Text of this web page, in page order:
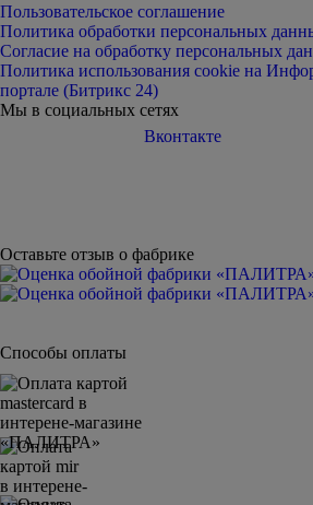
Пользовательское соглашение
Политика обработки персональных
Согласие на обработку персональных
Политика использования cookie на
портале (Битрикс 24)
Мы в социальных сетях
Вконтакте
Оставьте отзыв о фабрике
Способы оплаты